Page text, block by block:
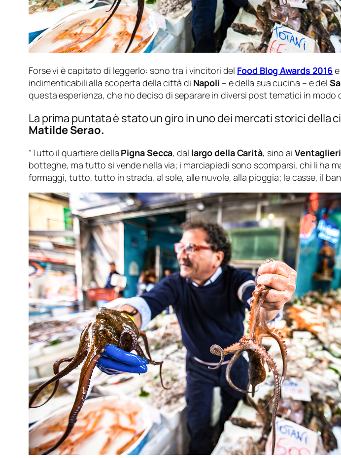
Forse vi è capitato di leggerlo: sono tra i vincitori del Food Blog Awards 2016
indimenticabili alla scoperta della città di Napoli – e della sua cucina – e del
questa esperienza, che ho deciso di separare in diversi post tematici in
La prima puntata è stato un giro in uno dei mercati storici della
Matilde Serao.
“Tutto il quartiere della Pigna Secca, dal largo della Carità, sino ai Ventaglieri
botteghe, ma tutto si vende nella via; i marciapiedi sono scomparsi, chi li ha
formaggi, tutto, tutto in strada, al sole, alle nuvole, alla pioggia; le casse, il